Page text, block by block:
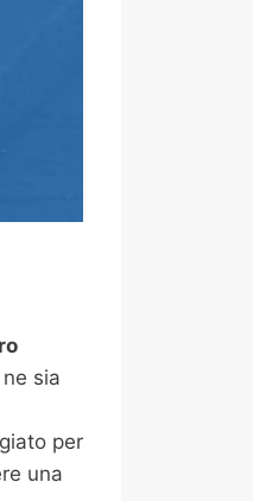
sia
per
una